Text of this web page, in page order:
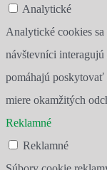
Analytické
Analytické cookies
návštevníci
pomáhajú
miere okamžitých
Reklamné
Reklamné